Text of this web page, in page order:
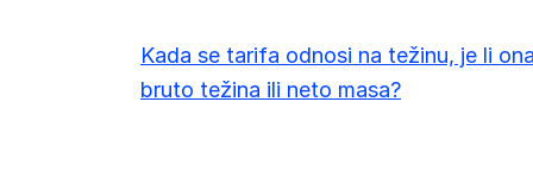
Kada se tarifa odnosi na težinu, je li
bruto težina ili neto masa?